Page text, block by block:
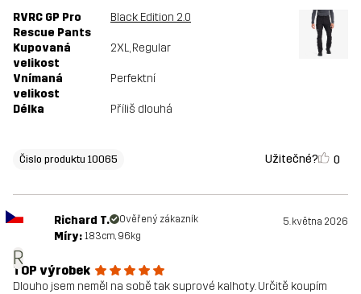
RVRC GP Pro
Rescue Pants
Black Edition 2.0
Kupovaná
velikost
2XL, Regular
Vnímaná
velikost
Perfektní
Délka Příliš dlouhá
Čislo produktu 10065 Užitečné? 0
R
Richard T. Ověřený zákazník 5. května 2026
Míry: 183cm, 96kg
TOP výrobek
Dlouho jsem neměl na sobě tak suprové kalhoty. Určitě koupím